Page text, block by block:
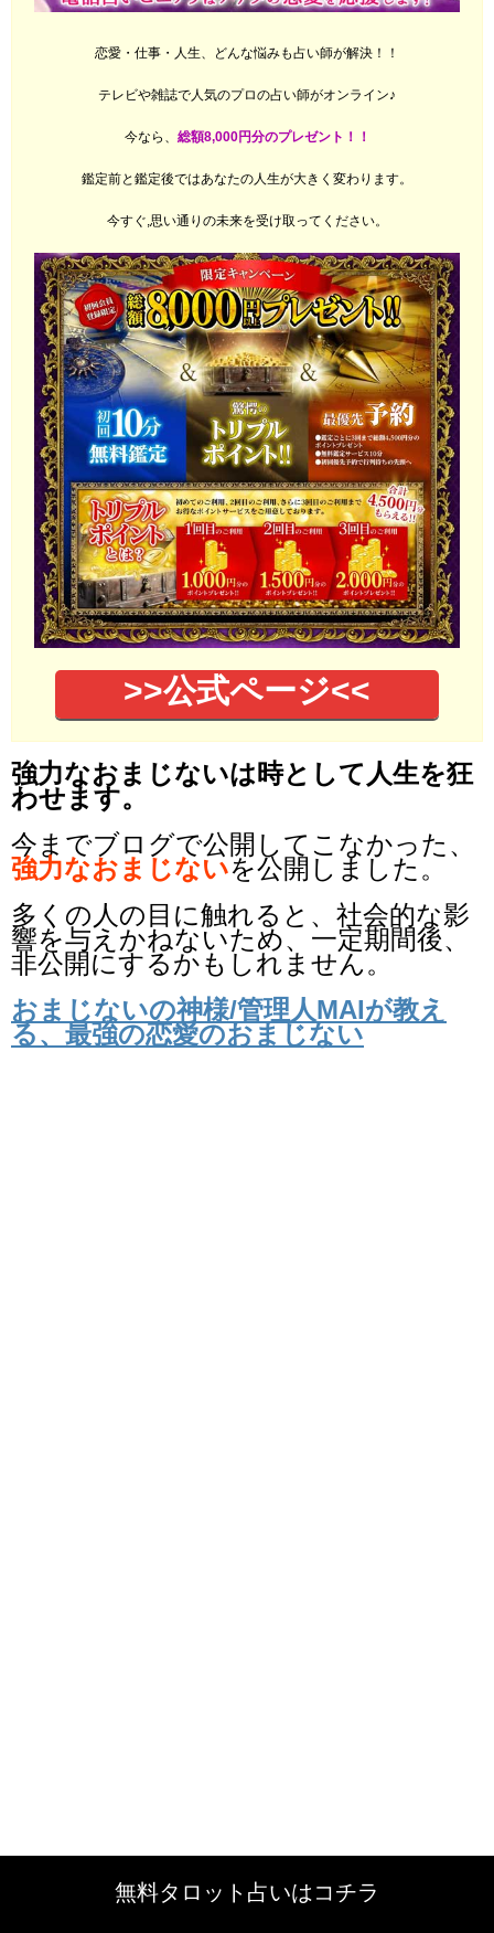
恋愛・仕事・人生、どんな悩みも占い師が解決！！
テレビや雑誌で人気のプロの占い師がオンライン♪
今なら、 総額8,000円分のプレゼント！！
鑑定前と鑑定後ではあなたの人生が大きく変わります。
今すぐ,思い通りの未来を受け取ってください。
>>公式ページ<<
強力なおまじないは時として人生を狂
わせます。
今までブログで公開してこなかった、
強力なおまじないを公開しました。
多くの人の目に触れると、社会的な影
響を与えかねないため、一定期間後、
非公開にするかもしれません。
おまじないの神様/管理人MAIが教え
る、最強の恋愛のおまじない
無料タロット占いはコチラ
無料タロット占いはコチラ